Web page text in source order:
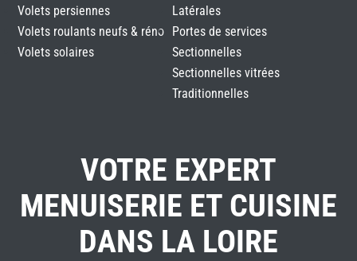
Volets persiennes
Volets roulants neufs & réno
Volets solaires
Latérales
Portes de services
Sectionnelles
Sectionnelles vitrées
Traditionnelles
VOTRE EXPERT
MENUISERIE ET CUISINE
DANS LA LOIRE